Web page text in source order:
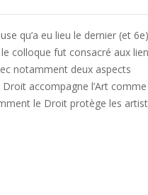
qu’a eu lieu le dernier (et 6e)
colloque fut consacré aux
notamment deux aspects
accompagne l’Art comme
le Droit protège les